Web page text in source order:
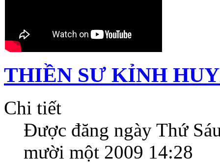
THIỀN SƯ KỈNH
Chi tiết
Được đăng ngày Thứ
mười một 2009 14:28